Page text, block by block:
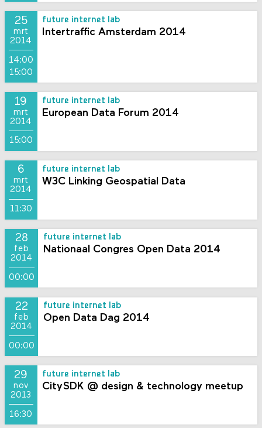
25
mrt
2014
14:00
15:00
future internet lab
Intertraffic Amsterdam 2014
19
mrt
2014
15:00
future internet lab
European Data Forum 2014
6
mrt
2014
11:30
future internet lab
W3C Linking Geospatial Data
28
feb
2014
00:00
future internet lab
Nationaal Congres Open Data 2014
22
feb
2014
00:00
future internet lab
Open Data Dag 2014
29
nov
2013
16:30
future internet lab
CitySDK @ design & technology meetup